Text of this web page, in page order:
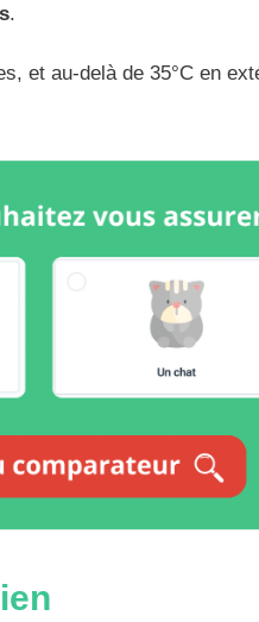
.
et au-delà de 35°C en